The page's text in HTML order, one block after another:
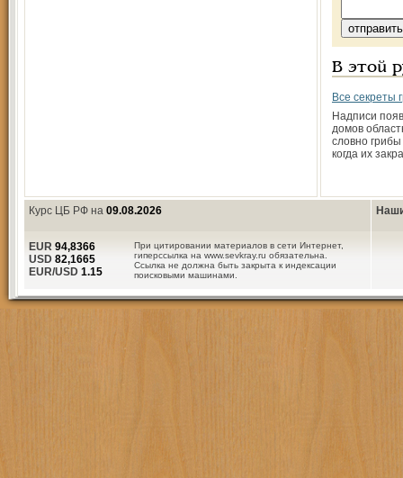
В этой
Все секреты
Надписи
домов
словно
когда их
Курс ЦБ РФ на 09.08.2026
При цитировании материалов в сети Интернет,
гиперссылка на www.sevkray.ru обязательна.
Ссылка не должна быть закрыта к индексации
поисковыми машинами.
EUR 94,8366
USD 82,1665
EUR/USD 1.15